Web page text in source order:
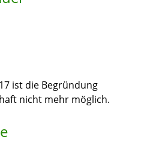
ist die Begründung
nicht mehr möglich.